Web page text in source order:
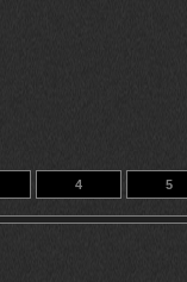
4 5
14 27